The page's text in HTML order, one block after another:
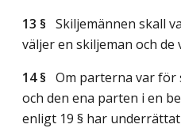
13 § Skiljemännen skall
väljer en skiljeman och de
14 § Om parterna var för
och den ena parten i en
enligt 19 § har